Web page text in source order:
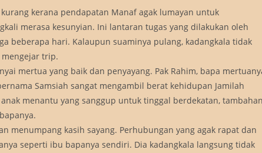
kerana pendapatan Manaf agak lumayan untuk
merasa kesunyian. Ini lantaran tugas yang dilakukan oleh
beberapa hari. Kalaupun suaminya pulang, kadangkala tidak
trip.
mertua yang baik dan penyayang. Pak Rahim, bapa
Samsiah sangat mengambil berat kehidupan Jamilah
menantu yang sanggup untuk tinggal berdekatan,
menumpang kasih sayang. Perhubungan yang agak rapat dan
seperti ibu bapanya sendiri. Dia kadangkala langsung tidak